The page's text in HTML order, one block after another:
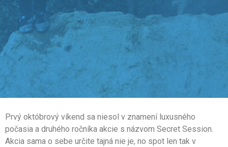
Prvý októbrový víkend sa niesol v znamení luxusného
počasia a druhého ročníka akcie s názvom Secret Session.
Akcia sama o sebe určite tajná nie je, no spot len tak v